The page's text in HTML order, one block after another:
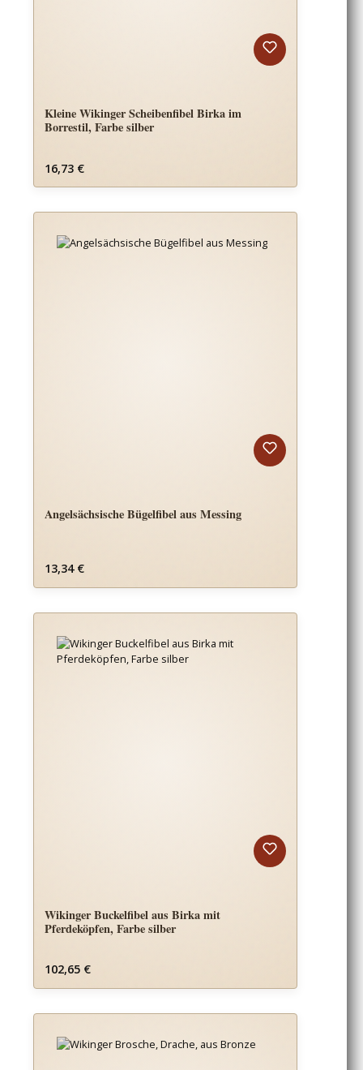
Kleine Wikinger Scheibenfibel Birka im
Borrestil, Farbe silber
Regulärer Preis:
16,73 €
Angelsächsische Bügelfibel aus Messing
Regulärer Preis:
13,34 €
Wikinger Buckelfibel aus Birka mit
Pferdeköpfen, Farbe silber
Regulärer Preis:
102,65 €